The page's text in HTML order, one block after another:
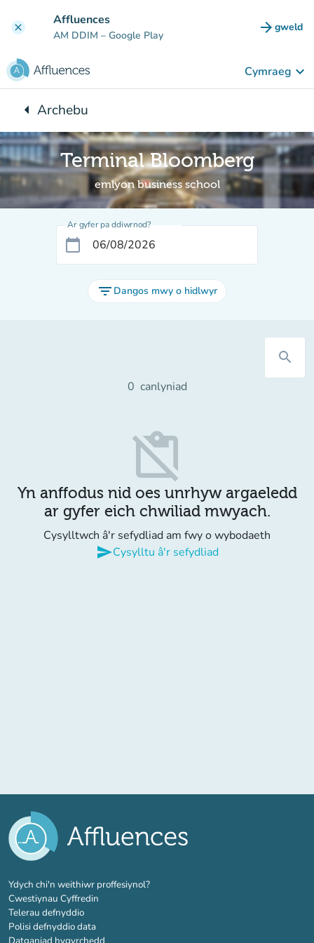
clear Affluences
AM DDIM – Google Play arrow_forward gweld
(tab
Cymraeg keyboard_arrow_down
arrow_leftYn ôl i:
Archebu
Terminal Bloomberg
emlyon business school
Ar gyfer pa ddiwrnod?
calendar_today
filter_list Dangos mwy o hidlwyr
search
0 canlyniad
content_paste_off
Yn anffodus nid oes unrhyw argaeledd
ar gyfer eich chwiliad mwyach.
Cysylltwch â'r sefydliad am fwy o wybodaeth
sendCysylltu â'r sefydliad
Ydych chi'n weithiwr proffesiynol?(tab newydd)
Cwestiynau Cyffredin
Telerau defnyddio
Polisi defnyddio data